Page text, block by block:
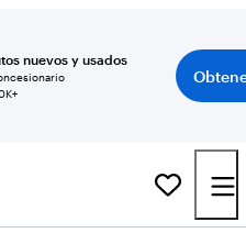
nuevos y usados